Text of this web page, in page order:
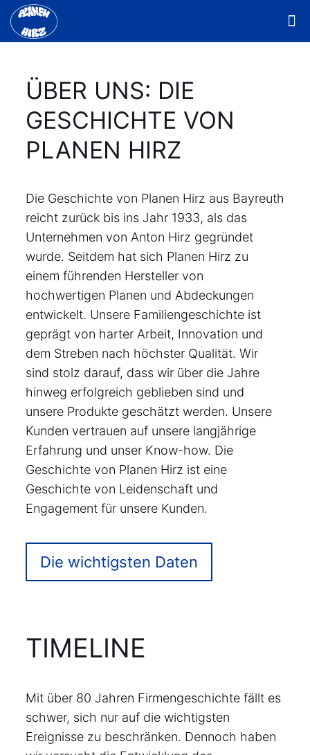
ÜBER UNS: DIE
GESCHICHTE VON
PLANEN HIRZ
Die Geschichte von Planen Hirz aus Bayreuth
reicht zurück bis ins Jahr 1933, als das
Unternehmen von Anton Hirz gegründet
wurde. Seitdem hat sich Planen Hirz zu
einem führenden Hersteller von
hochwertigen Planen und Abdeckungen
entwickelt. Unsere Familiengeschichte ist
geprägt von harter Arbeit, Innovation und
dem Streben nach höchster Qualität. Wir
sind stolz darauf, dass wir über die Jahre
hinweg erfolgreich geblieben sind und
unsere Produkte geschätzt werden. Unsere
Kunden vertrauen auf unsere langjährige
Erfahrung und unser Know-how. Die
Geschichte von Planen Hirz ist eine
Geschichte von Leidenschaft und
Engagement für unsere Kunden.
Die wichtigsten Daten
TIMELINE
Mit über 80 Jahren Firmengeschichte fällt es
schwer, sich nur auf die wichtigsten
Ereignisse zu beschränken. Dennoch haben